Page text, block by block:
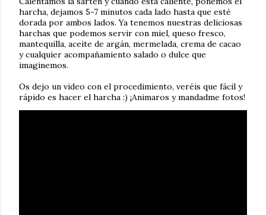
harcha, dejamos 5-7 minutos cada lado hasta que esté
dorada por ambos lados. Ya tenemos nuestras deliciosas
harchas que podemos servir con miel, queso fresco,
mantequilla, aceite de argán, mermelada, crema de cacao
y cualquier acompañamiento salado o dulce que
imaginemos.
Os dejo un video con el procedimiento, veréis que fácil y
rápido es hacer el harcha :) ¡Animaros y mandadme fotos!